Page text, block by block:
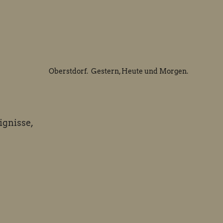
Oberstdorf. Gestern, Heute und Morgen.